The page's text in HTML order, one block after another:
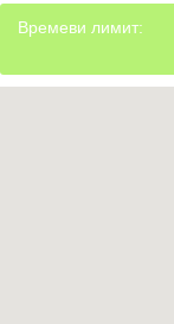
Времеви лимит: